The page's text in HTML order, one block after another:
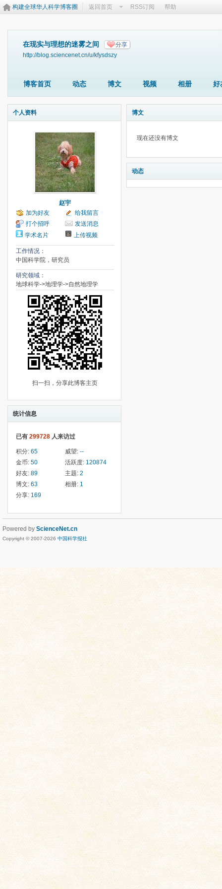
构建全球华人科学博客圈 返回首页 RSS订阅 帮助
在现实与理想的迷雾之间 分享
http://blog.sciencenet.cn/u/kfysdszy
博客首页 动态 博文 视频 相册 好
个人资料
赵宇
加为好友
给我留言
打个招呼
发送消息
学术名片
上传视频
工作情况：
中国科学院，研究员
研究领域：
地球科学->地理学->自然地理学
扫一扫，分享此博客主页
统计信息
已有 299728 人来访过
积分: 65 威望: --
金币: 50 活跃度: 120874
好友: 89 主题: 2
博文: 63 相册: 1
分享: 169
博文
现在还没有博文
动态
Powered by ScienceNet.cn
Copyright © 2007-2026 中国科学报社